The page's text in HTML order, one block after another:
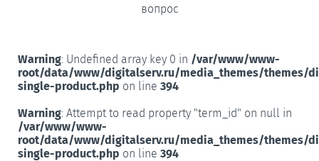
вопрос
Warning: Undefined array key 0 in /var/www/www-
root/data/www/digitalserv.ru/media_themes/themes/
single-product.php on line 394
Warning: Attempt to read property "term_id" on null in
/var/www/www-
root/data/www/digitalserv.ru/media_themes/themes/
single-product.php on line 394